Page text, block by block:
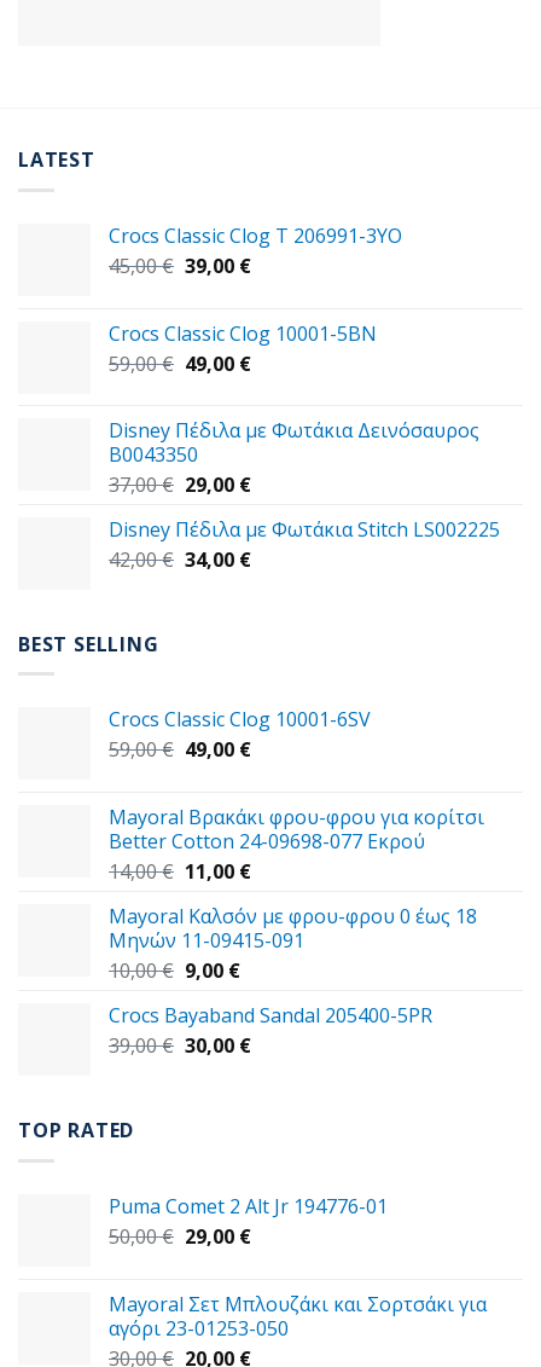
LATEST
Crocs Classic Clog T 206991-3YΟ
45,00€ Original
45,00 €.
39,00 €Η
είναι:
39,00 €.
Crocs Classic Clog 10001-5BN
59,00€ Original
59,00 €.
49,00 €Η
είναι:
Disney Πέδιλα με Φωτάκια Δεινόσαυρος
B0043350
37,00€ Original
was:
37,00 €.
29,00 €Η
τιμή
είναι:
Disney Πέδιλα με Φωτάκια Stitch LS002225
42,00€ Original
34,00 €Η
BEST SELLING
Crocs Classic Clog 10001-6SV
59,00€ Original
59,00 €.
49,00 €Η
είναι:
49,00 €.
Mayoral Βρακάκι φρου-φρου για κορίτσι
Better Cotton 24-09698-077 Εκρού
14,00€ Original
was:
14,00 €.
11,00 €Η
τιμή
είναι:
Mayoral Καλσόν με φρου-φρου 0 έως 18
Μηνών 11-09415-091
10,00€ Original
was:
10,00 €.
9,00 €Η
τιμή
είναι:
Crocs Bayaband Sandal 205400-5PR
39,00€ Original
30,00 €Η
TOP RATED
Puma Comet 2 Alt Jr 194776-01
50,00€ Original
50,00 €.
29,00 €Η
είναι:
29,00 €.
Mayoral Σετ Μπλουζάκι και Σορτσάκι για
αγόρι 23-01253-050
30,00€ Original
20,00 €Η